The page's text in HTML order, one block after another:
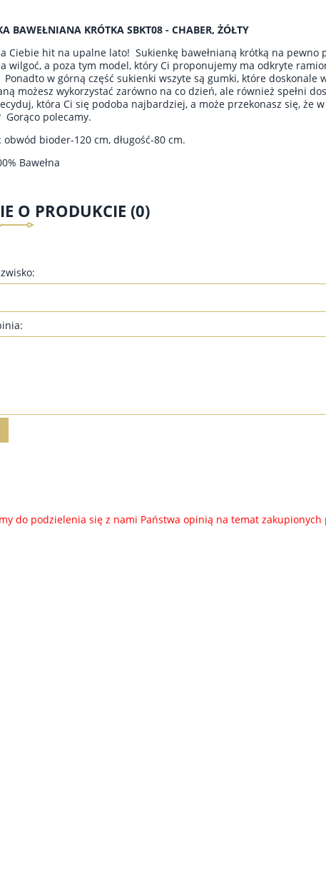
- CHABER, ŻÓŁTY
PUSZYSTYCH AST06 -
BAWEŁNIANA KRÓTKA SBKT08 - CHABER, ŻÓŁTY
Ciebie hit na upalne lato! Sukienkę bawełnianą krótką na
wilgoć, a poza tym model, który Ci proponujemy ma odkryte
Ponadto w górną część sukienki wszyte są gumki, które
możesz wykorzystać zarówno na co dzień, ale również spełni
która Ci się podoba najbardziej, a może przekonasz się, że
Gorąco polecamy.
obwód bioder-120 cm, długość-80 cm.
Bawełna
O PRODUKCIE (0)
do podzielenia się z nami Państwa opinią na temat zakupionych